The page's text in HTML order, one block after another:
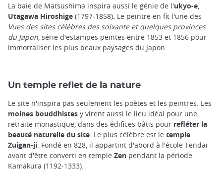
La baie de Matsushima inspira aussi le génie de l'ukyo-e
Utagawa Hiroshige (1797-1858). Le peintre en fit l'une des
Vues des sites célèbres des soixante et quelques provinces
du Japon , série d'estampes peintes entre 1853 et 1856 pour
immortaliser les plus beaux paysages du Japon.
Un temple reflet de la nature
Le site n'inspira pas seulement les poètes et les peintres. Les
moines bouddhistes y virent aussi le lieu idéal pour une
retraite monastique, dans des édifices bâtis pour refléter la
beauté naturelle du site . Le plus célèbre est le temple
Zuigan-ji . Fondé en 828, il appartint d'abord à l'école Tendai
avant d'être converti en temple Zen pendant la période
Kamakura (1192-1333).